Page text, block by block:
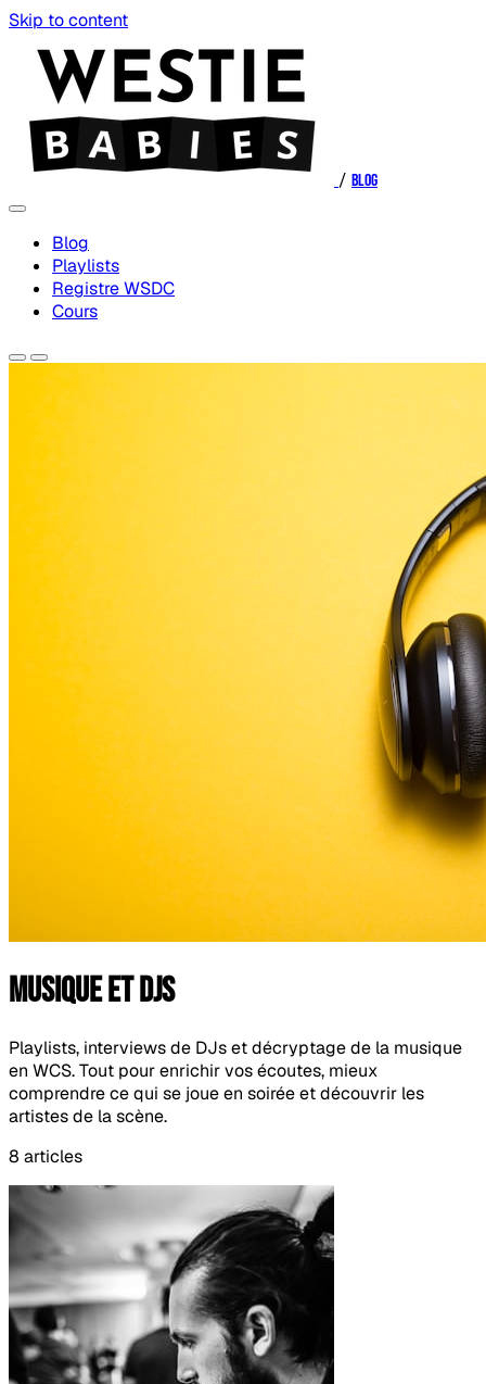
Skip to content
/ Blog
Blog
Playlists
Registre WSDC
Cours
Musique et DJs
Playlists, interviews de DJs et décryptage de la musique
en WCS. Tout pour enrichir vos écoutes, mieux
comprendre ce qui se joue en soirée et découvrir les
artistes de la scène.
8 articles